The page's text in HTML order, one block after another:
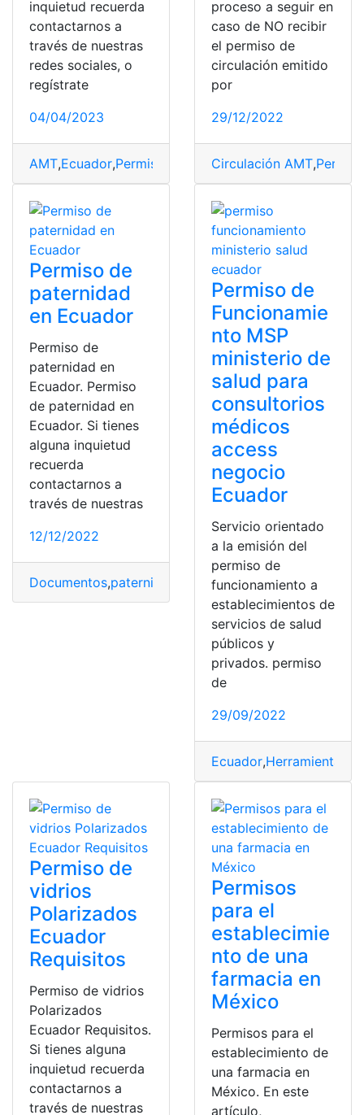
inquietud recuerda
contactarnos a
través de nuestras
redes sociales, o
regístrate
04/04/2023
AMT,Ecuador,Permiso de Circulación AMT,Proceso
proceso a seguir en
caso de NO recibir
el permiso de
circulación emitido
por
29/12/2022
Circulación AMT,
Permiso de
paternidad
en Ecuador
Permiso de
paternidad en
Ecuador. Permiso
de paternidad en
Ecuador. Si tienes
alguna inquietud
recuerda
contactarnos a
través de nuestras
12/12/2022
Documentos,paternidad permiso,Permiso de
Permiso de
Funcionamie
nto MSP
ministerio de
salud para
consultorios
médicos
access
negocio
Ecuador
Servicio orientado
a la emisión del
permiso de
funcionamiento a
establecimientos de
servicios de salud
públicos y
privados. permiso
de
29/09/2022
Ecuador,Herramientas
Permiso de
vidrios
Polarizados
Ecuador
Requisitos
Permiso de vidrios
Polarizados
Ecuador Requisitos.
Si tienes alguna
inquietud recuerda
contactarnos a
través de nuestras
Permisos
para el
establecimie
nto de una
farmacia en
México
Permisos para el
establecimiento de
una farmacia en
México. En este
artículo,